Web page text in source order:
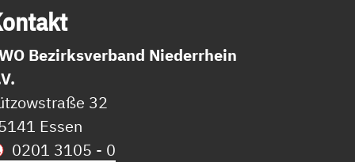
Bezirksverband Niederrhein
32
Essen
0201 3105 - 0